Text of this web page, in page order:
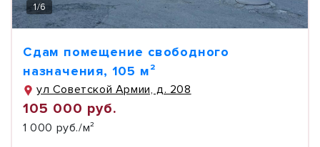
1/6
Сдам помещение свободного
назначения, 105 м²
ул Советской Армии, д. 208
105 000 руб.
1 000 руб./м²